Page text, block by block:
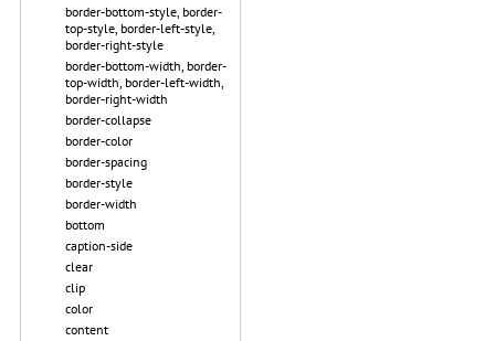
border-bottom-style, border-
top-style, border-left-style,
border-right-style
border-bottom-width, border-
top-width, border-left-width,
border-right-width
border-collapse
border-color
border-spacing
border-style
border-width
bottom
caption-side
clear
clip
color
content